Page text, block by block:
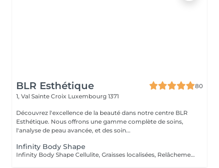
BLR Esthétique
80
1, Val Sainte Croix Luxembourg 1371
Découvrez l'excellence de la beauté dans notre centre BLR
Esthétique. Nous offrons une gamme complète de soins,
l'analyse de peau avancée, et des soin...
Infinity Body Shape
Infinity Body Shape Cellulite, Graisses localisées, Relâchement cutané Laser LLLT Radiofréquence Vacuum Électrolipolyse Endomassage Ultrasons Ems Cromo-Frequençe Onde de Choc Ces technologies permettent des actions ciblées de drainage, raffermissement, tonification et remodelage, offrant une solution complète pour vos objectifs esthétiques.